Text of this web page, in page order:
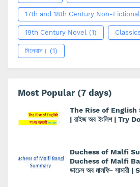
17th and 18th Century Non-
19th Century Novel (1)
সিলেবাস। (1)
Most Popular (7 days)
The Rise of
| রাইজ অব ইংলিশ | Try
Duchess of Malfi
Duchess of Malfi
ডাচেস অব মালফি-